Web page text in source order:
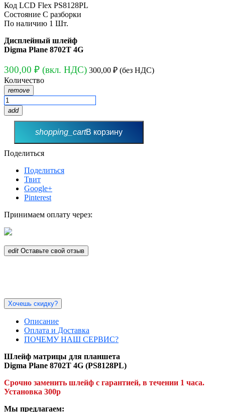
Код LCD Flex PS8128PL
Состояние С разборки
По наличию 1 Шт.
Дисплейный шлейф
Digma Plane 8702T 4G
300,00 ₽ (вкл. НДС) 300,00 ₽ (без НДС)
Количество
remove
add
shopping_cartВ корзину
Поделиться
Поделиться
Твит
Google+
Pinterest
Принимаем оплату через:
edit Оставьте свой отзыв
Хочешь скидку?
Описание
Оплата и Доставка
ПОЧЕМУ НАШ СЕРВИС?
Шлейф матрицы для планшета
Digma Plane 8702T 4G (PS8128PL)
Срочно заменить шлейф с гарантией, в течении 1 часа.
Установка 300р
Мы предлагаем: